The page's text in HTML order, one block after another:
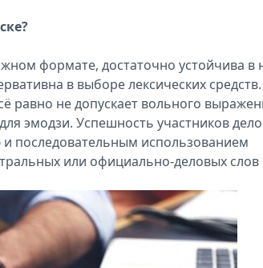
формате, достаточно устойчива в
в выборе лексических
равно не допускает вольного
эмодзи. Успешность участников
последовательным использованием
или официально-деловых